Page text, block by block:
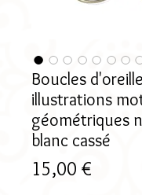
Boucles
illustrations
géométriques
blanc cassé
15,00 €